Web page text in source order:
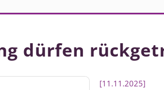
dürfen
11.11.2025